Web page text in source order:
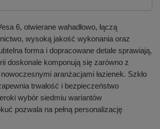
6, otwierane wahadłowo, łączą
wysoką jakość wykonania oraz
forma i dopracowane detale sprawiają,
doskonale komponują się zarówno z
aranżacjami łazienek. Szkło
trwałość i bezpieczeństwo
wybór siedmiu wariantów
pozwala na pełną personalizację